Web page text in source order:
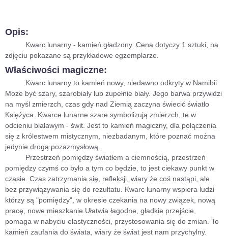
Opis:
Kwarc lunarny - kamień gładzony. Cena dotyczy 1 sztuki, na
zdjęciu pokazane są przykładowe egzemplarze.
Właściwości magiczne:
Kwarc lunarny to kamień nowy, niedawno odkryty w Namibii.
Może być szary, szarobiały lub zupełnie biały. Jego barwa przywidzi
na myśl zmierzch, czas gdy nad Ziemią zaczyna świecić światło
Księżyca. Kwarce lunarne szare symbolizują zmierzch, te w
odcieniu białawym - świt. Jest to kamień magiczny, dla połączenia
się z królestwem mistycznym, niezbadanym, które poznać można
jedynie drogą pozazmysłową.
Przestrzeń pomiędzy światłem a ciemnością, przestrzeń
pomiędzy czymś co było a tym co będzie, to jest ciekawy punkt w
czasie. Czas zatrzymania się, refleksji, wiary że coś nastąpi, ale
bez przywiązywania się do rezultatu. Kwarc lunarny wspiera ludzi
którzy są "pomiędzy", w okresie czekania na nowy związek, nową
pracę, nowe mieszkanie.Ułatwia łagodne, gładkie przejście,
pomaga w nabyciu elastyczności, przystosowania się do zmian. To
kamień zaufania do świata, wiary że świat jest nam przychylny.